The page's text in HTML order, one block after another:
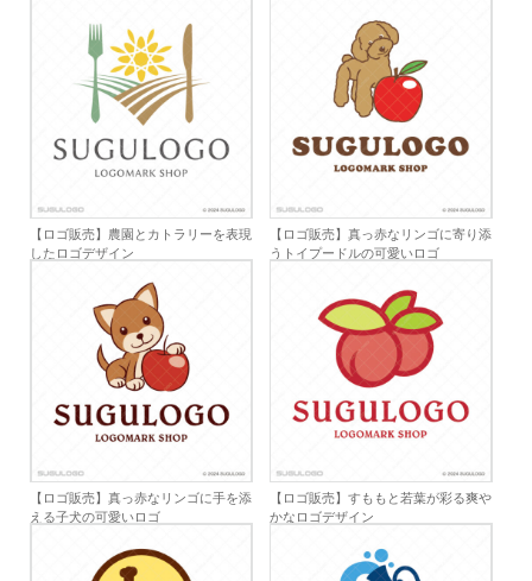
【ロゴ販売】農園とカトラリーを表現
したロゴデザイン
【ロゴ販売】真っ赤なリンゴに寄り添
うトイプードルの可愛いロゴ
【ロゴ販売】真っ赤なリンゴに手を添
える子犬の可愛いロゴ
【ロゴ販売】すももと若葉が彩る爽や
かなロゴデザイン